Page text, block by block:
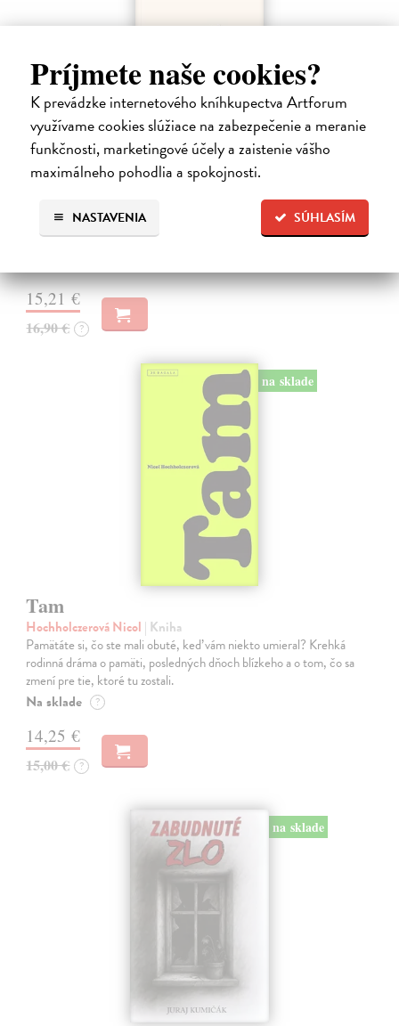
Príjmete naše cookies?
K prevádzke internetového kníhkupectva Artforum
využívame cookies slúžiace na zabezpečenie a meranie
funkčnosti, marketingové účely a zaistenie vášho
maximálneho pohodlia a spokojnosti.
SÚHLASÍM
NASTAVENIA
Kolotočárka
Tam, kde sa radosť zo slobodného pohybu a dobrodružstva prelína s
pocitom vyčlenenia. Tam, kde rastie starý gaštan a okolo neho sa krúti
život dievčatka, ktoré od svojej starej mamy dostalo meno Zelinka.…
15,21 €
16,90 € ?
na sklade
Tam
Hochholczerová Nicol | Kniha
Pamätáte si, čo ste mali obuté, keď vám niekto umieral? Krehká
rodinná dráma o pamäti, posledných dňoch blízkeho a o tom, čo sa
zmení pre tie, ktoré tu zostali.
Na sklade ?
14,25 €
15,00 € ?
na sklade